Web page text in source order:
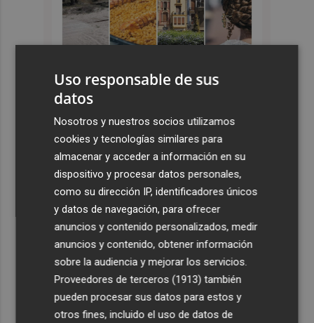
Últimas Noticias
España restablece los controles fronterizos a los
viajeros procedentes de Italia
El homenaje a Ferran Torres en Foios, en imágenes
Ferran Torres, recibido con un baño de masas en su
pueblo: "Allá donde voy siempre digo que soy de Foios"
Foios se vuelca con Ferran Torres
Las '200 vidas' que llevaron a Paco Rabal de Águilas a la
Uso responsable de sus
datos
Nosotros y nuestros socios utilizamos
cookies y tecnologías similares para
almacenar y acceder a información en su
dispositivo y procesar datos personales,
como su dirección IP, identificadores únicos
y datos de navegación, para ofrecer
anuncios y contenido personalizados, medir
anuncios y contenido, obtener información
sobre la audiencia y mejorar los servicios.
Proveedores de terceros (1913) también
pueden procesar sus datos para estos y
otros fines, incluido el uso de datos de